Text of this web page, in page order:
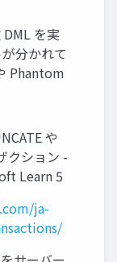
を実
分かれて
Phantom
や
クション -
Learn 5
ja-